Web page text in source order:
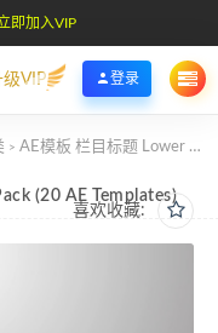
即加入VIP
级VIP 登录
> AE模板 栏目标题 Lower Thirds Mega Pack (20 AE Templates)
喜欢收藏:
(20 AE Templates)